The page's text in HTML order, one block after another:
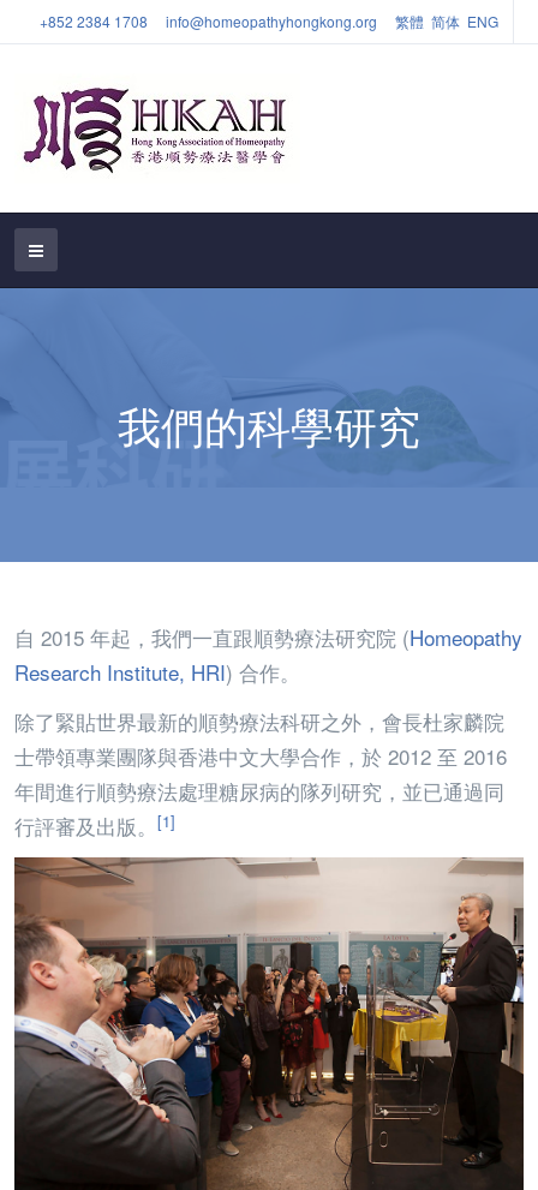
+852 2384 1708 info@homeopathyhongkong.org 繁體 简体 ENG
我們的科學研究
自 2015 年起，我們一直跟順勢療法研究院 (Homeopathy
Research Institute, HRI) 合作。
除了緊貼世界最新的順勢療法科研之外，會長杜家麟院
士帶領專業團隊與香港中文大學合作，於 2012 至 2016
年間進行順勢療法處理糖尿病的隊列研究，並已通過同
行評審及出版。 [1]